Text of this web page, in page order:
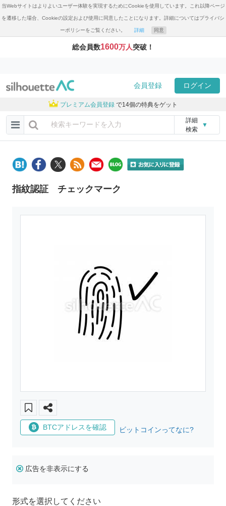
当Webサイトはよりよいユーザー体験を実現するためにCookieを使用しています。これ以降ページ
を遷移した場合、Cookieの設定および使用に同意したことになります。詳細についてはプライバシ
ーポリシーをご覧ください。 詳細 同意
総会員数1600万人突破！
会員登録 ログイン
プレミアム会員登録 で14個の特典をゲット
詳細
検索
▼
指紋認証 チェックマーク
BTCアドレスを確認 ビットコインってなに?
広告を非表示にする
形式を選択してください